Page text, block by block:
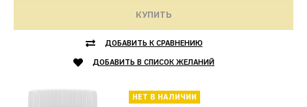
КУПИТЬ
ДОБАВИТЬ К СРАВНЕНИЮ
ДОБАВИТЬ В СПИСОК ЖЕЛАНИЙ
НЕТ В НАЛИЧИИ